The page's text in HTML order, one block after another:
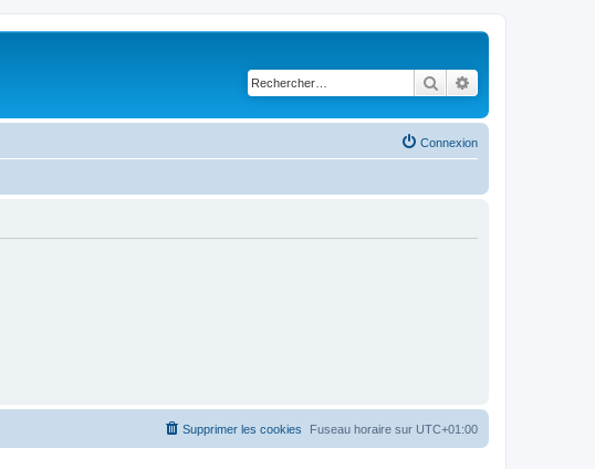
Rechercher
Connexion
Fuseau horaire sur UTC+01:00
Supprimer les cookies